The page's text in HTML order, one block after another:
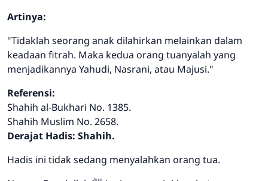
Artinya:
"Tidaklah seorang anak dilahirkan melainkan dalam
keadaan fitrah. Maka kedua orang tuanyalah yang
menjadikannya Yahudi, Nasrani, atau Majusi."
Referensi:
Shahih al-Bukhari No. 1385.
Shahih Muslim No. 2658.
Derajat Hadis: Shahih.
Hadis ini tidak sedang menyalahkan orang tua.